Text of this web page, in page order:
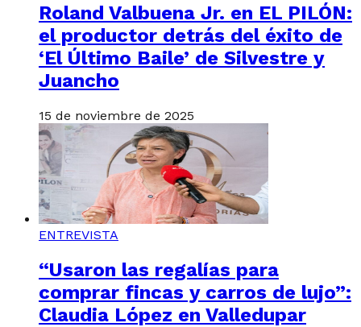
Roland Valbuena Jr. en EL PILÓN:
el productor detrás del éxito de
‘El Último Baile’ de Silvestre y
Juancho
15 de noviembre de 2025
ENTREVISTA
“Usaron las regalías para
comprar fincas y carros de lujo”:
Claudia López en Valledupar